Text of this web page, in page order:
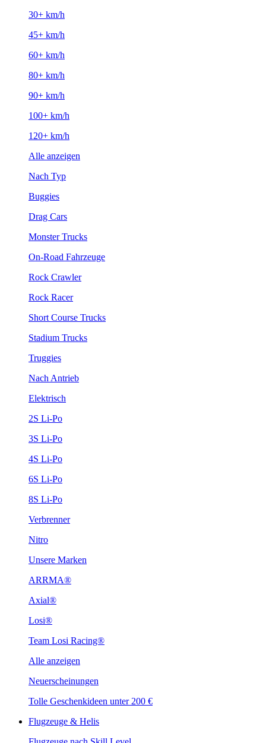
30+ km/h
45+ km/h
60+ km/h
80+ km/h
90+ km/h
100+ km/h
120+ km/h
Alle anzeigen
Nach Typ
Buggies
Drag Cars
Monster Trucks
On-Road Fahrzeuge
Rock Crawler
Rock Racer
Short Course Trucks
Stadium Trucks
Truggies
Nach Antrieb
Elektrisch
2S Li-Po
3S Li-Po
4S Li-Po
6S Li-Po
8S Li-Po
Verbrenner
Nitro
Unsere Marken
ARRMA®
Axial®
Losi®
Team Losi Racing®
Alle anzeigen
Neuerscheinungen
Tolle Geschenkideen unter 200 €
Flugzeuge & Helis